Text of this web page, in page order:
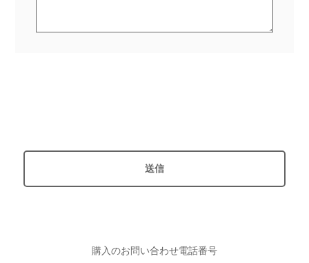
購入のお問い合わせ電話番号